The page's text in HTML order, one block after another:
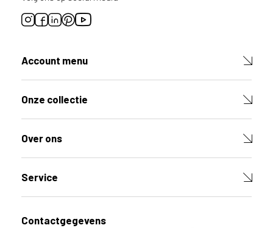
Account menu
Onze collectie
Over ons
Service
Contactgegevens